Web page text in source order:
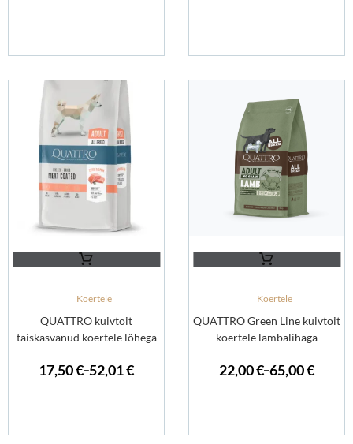
Koertele
QUATTRO kuivtoit
täiskasvanud koertele lõhega
17,50€–52,01€
Koertele
QUATTRO Green Line kuivtoit
koertele lambalihaga
22,00€–65,00€